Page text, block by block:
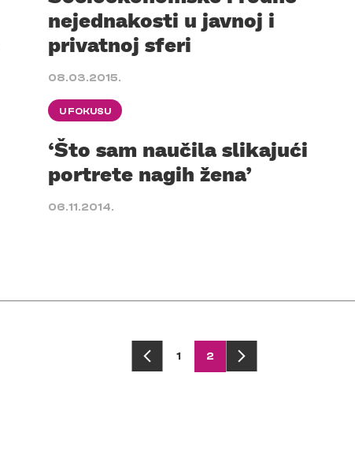
nejednakosti u javnoj i
privatnoj sferi
08.03.2015.
U FOKUSU
‘Što sam naučila slikajući
portrete nagih žena’
06.11.2014.
1 2